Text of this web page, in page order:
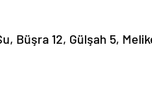
Büşra 12, Gülşah 5,